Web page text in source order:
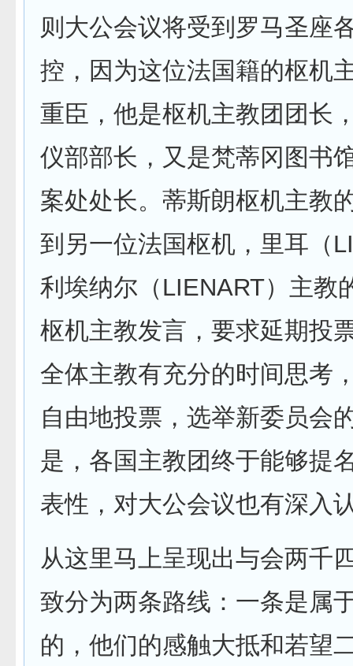
则大公会议将受到罗马圣座
控，因为这位法国籍的枢机
重臣，他是枢机主教团团长
仪部部长，又是梵蒂冈图书
案处处长。蒂斯朗枢机主教
到另一位法国枢机，里耳（
利埃纳尔（LIENART）主教
枢机主教发言，要求延期投
全体主教有充分的时间思考
自由地投票，选举新委员会
是，各国主教团终于能够提
表性，对大公会议也有深入
从这里马上呈现出与会两千
致分为两条路线：一条是属
的，他们的感触大抵和若望